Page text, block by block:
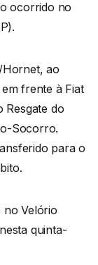
ocorrido no
ao
frente à Fiat
do
Socorro.
para o
no Velório
quinta-